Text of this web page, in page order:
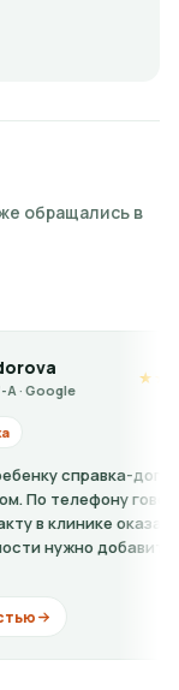
обращались в
★
допуск к
говорили
оказалось,
добавить